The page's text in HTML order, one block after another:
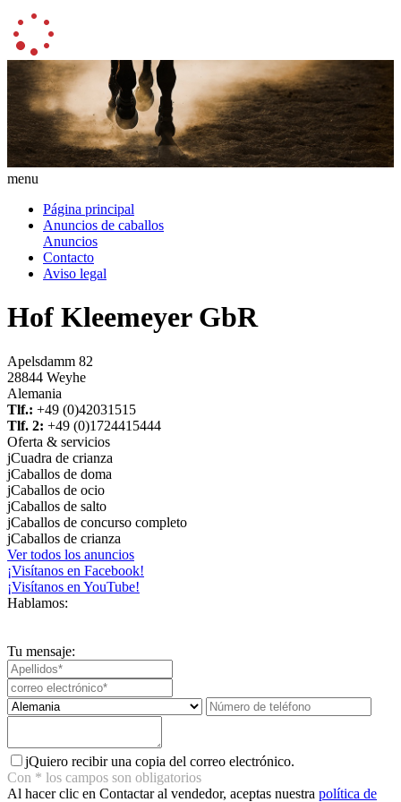
menu
Página principal
Anuncios de caballos
Anuncios
Contacto
Aviso legal
Hof Kleemeyer GbR
Apelsdamm 82
28844 Weyhe
Alemania
Tlf.: +49 (0)42031515
Tlf. 2: +49 (0)1724415444
Oferta & servicios
jCuadra de crianza
jCaballos de doma
jCaballos de ocio
jCaballos de salto
jCaballos de concurso completo
jCaballos de crianza
Ver todos los anuncios
¡Visítanos en Facebook!
¡Visítanos en YouTube!
Hablamos:
Tu mensaje:
jQuiero recibir una copia del correo electrónico.
Con * los campos son obligatorios
Al hacer clic en Contactar al vendedor, aceptas nuestra política de